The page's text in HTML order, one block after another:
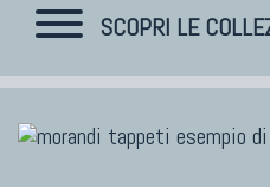
SCOPRI LE
TAPPETI MODERNI